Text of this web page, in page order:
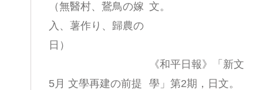
（無醫村、鵞鳥の嫁
入、薯作り、歸農の
日）
5月 文學再建の前提
文。
《和平日報》「新文
學」第2期，日文。